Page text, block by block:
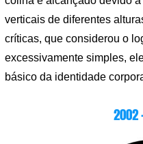
verticais de diferentes
críticas, que considerou o
excessivamente simples,
básico da identidade
2002